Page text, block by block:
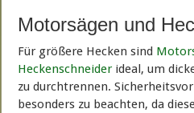
Motorsägen und
Für größere Hecken sind
Heckenschneider ideal, um
zu durchtrennen.
besonders zu beachten, da